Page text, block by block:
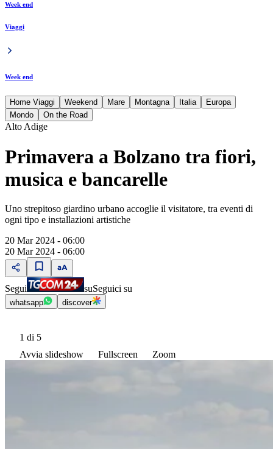
Week end
Viaggi
Week end
Home Viaggi Weekend Mare Montagna Italia
Europa
Mondo
On the Road
Alto Adige
Primavera a Bolzano tra fiori,
musica e bancarelle
Uno strepitoso giardino urbano accoglie il visitatore, tra eventi di
ogni tipo e installazioni artistiche
20 Mar 2024 - 06:00
20 Mar 2024 - 06:00
Segui suSeguici su
whatsapp discover
1 di 5
Avvia slideshow
Fullscreen Zoom